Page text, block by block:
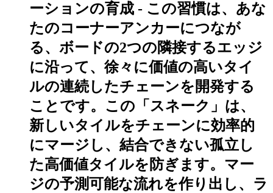
ーションの育成 - この習慣は、あな
たのコーナーアンカーにつなが
る、ボードの2つの隣接するエッジ
に沿って、徐々に価値の高いタイ
ルの連続したチェーンを開発する
ことです。この「スネーク」は、
新しいタイルをチェーンに効率的
にマージし、結合できない孤立し
た高価値タイルを防ぎます。マー
ジの予測可能な流れを作り出し、ラ